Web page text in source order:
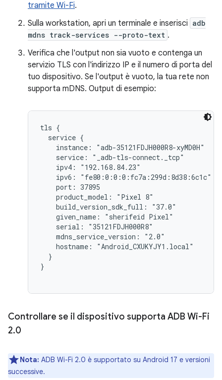
tramite Wi-Fi.
Sulla workstation, apri un terminale e inserisci adb
mdns track-services --proto-text .
Verifica che l'output non sia vuoto e contenga un
servizio TLS con l'indirizzo IP e il numero di porta del
tuo dispositivo. Se l'output è vuoto, la tua rete non
supporta mDNS. Output di esempio:
tls {
  service {
    instance: "adb-35121FDJH000R8-xyMD0H"
    service: "_adb-tls-connect._tcp"
    ipv4: "192.168.84.23"
    ipv6: "fe80:0:0:0:fc7a:299d:8d38:6c1c"
    port: 37895
    product_model: "Pixel 8"
    build_version_sdk_full: "37.0"
    given_name: "sherifeid Pixel"
    serial: "35121FDJH000R8"
    mdns_service_version: "2.0"
    hostname: "Android_CXUKYJY1.local"
  }
}
Controllare se il dispositivo supporta ADB Wi-Fi
2.0
Nota: ADB Wi-Fi 2.0 è supportato su Android 17 e versioni
successive.